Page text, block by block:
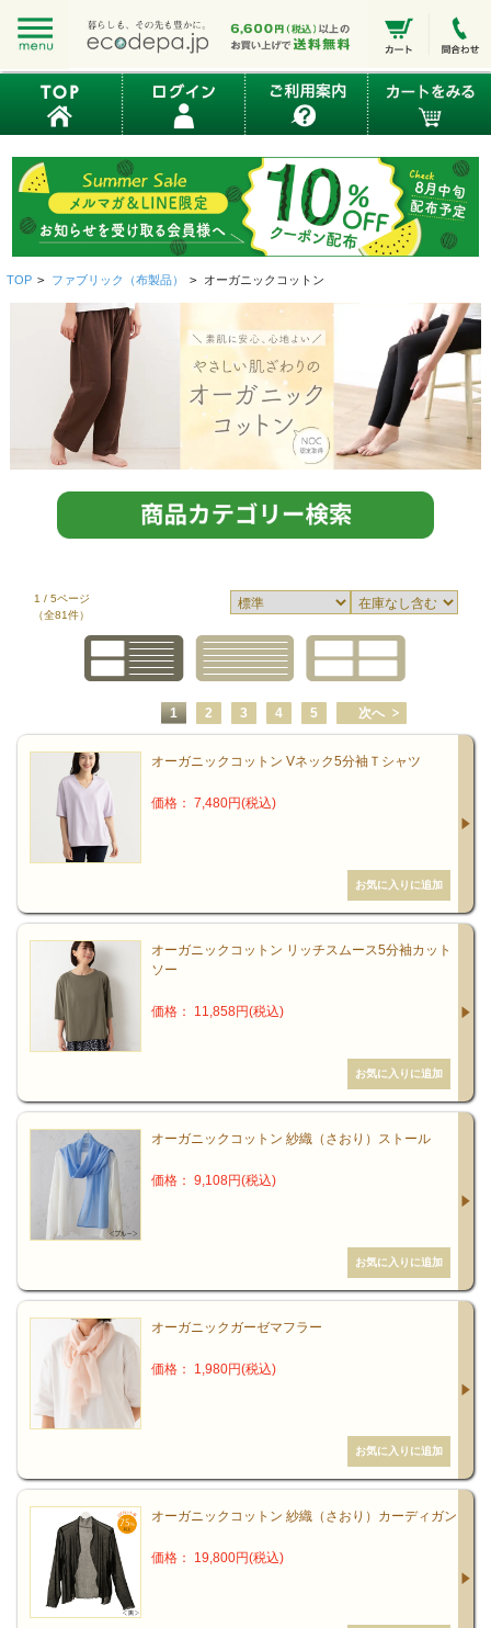
TOP > ファブリック（布製品） > オーガニックコットン
1 / 5ページ
（全81件）
1 2 3 4 5 次へ
オーガニックコットン Vネック5分袖Ｔシャツ
価格： 7,480円(税込)
オーガニックコットン リッチスムース5分袖カット
ソー
価格： 11,858円(税込)
オーガニックコットン 紗織（さおり）ストール
価格： 9,108円(税込)
オーガニックガーゼマフラー
価格： 1,980円(税込)
オーガニックコットン 紗織（さおり）カーディガン
価格： 19,800円(税込)